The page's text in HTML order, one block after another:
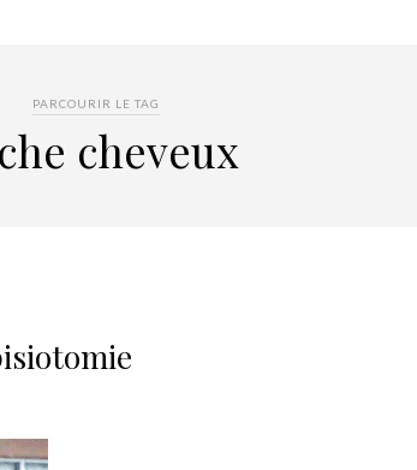
PARCOURIR LE TAG
cheveux